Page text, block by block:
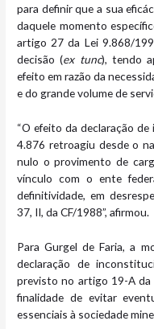
para definir que a sua
daquele momento
artigo 27 da Lei 9.868/
decisão (ex tunc), tendo
efeito em razão da
e do grande volume de
“O efeito da declaração
4.876 retroagiu desde o
nulo o provimento de
vínculo com o ente
definitividade, em
37, II, da CF/1988”, afirmou.
Para Gurgel de Faria, a
declaração de
previsto no artigo 19-A da
finalidade de evitar
essenciais à sociedade